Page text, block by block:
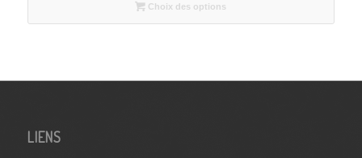
Choix des options
LIENS